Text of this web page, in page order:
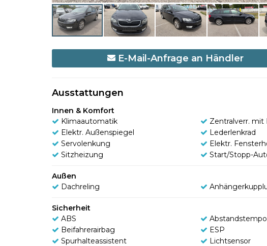
E-Mail-Anfrage an Händler
Ausstattungen
Innen & Komfort
Klimaautomatik
Zentralverr. mit
Elektr. Außenspiegel
Lederlenkrad
Servolenkung
Elektr.
Sitzheizung
Start/Stopp-
Außen
Dachreling
Sicherheit
ABS
Beifahrerairbag
ESP
Spurhalteassistent
Lichtsensor